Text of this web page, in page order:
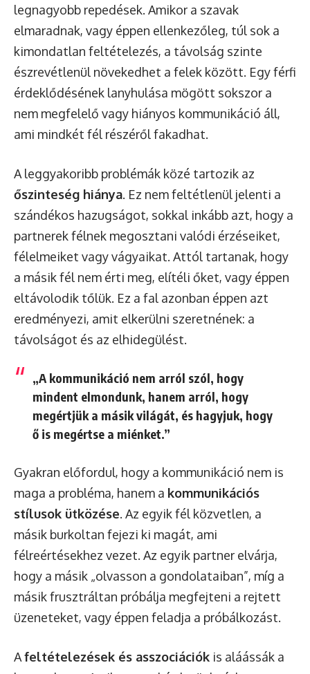
legnagyobb repedések. Amikor a szavak
elmaradnak, vagy éppen ellenkezőleg, túl sok a
kimondatlan feltételezés, a távolság szinte
észrevétlenül növekedhet a felek között. Egy férfi
érdeklődésének lanyhulása mögött sokszor a
nem megfelelő vagy hiányos kommunikáció áll,
ami mindkét fél részéről fakadhat.
A leggyakoribb problémák közé tartozik az
őszinteség hiánya. Ez nem feltétlenül jelenti a
szándékos hazugságot, sokkal inkább azt, hogy a
partnerek félnek megosztani valódi érzéseiket,
félelmeiket vagy vágyaikat. Attól tartanak, hogy
a másik fél nem érti meg, elítéli őket, vagy éppen
eltávolodik tőlük. Ez a fal azonban éppen azt
eredményezi, amit elkerülni szeretnének: a
távolságot és az elhidegülést.
„A kommunikáció nem arról szól, hogy
mindent elmondunk, hanem arról, hogy
megértjük a másik világát, és hagyjuk, hogy
ő is megértse a miénket.”
Gyakran előfordul, hogy a kommunikáció nem is
maga a probléma, hanem a kommunikációs
stílusok ütközése. Az egyik fél közvetlen, a
másik burkoltan fejezi ki magát, ami
félreértésekhez vezet. Az egyik partner elvárja,
hogy a másik „olvasson a gondolataiban”, míg a
másik frusztráltan próbálja megfejteni a rejtett
üzeneteket, vagy éppen feladja a próbálkozást.
Afeltételezések és asszociációk is aláássák a